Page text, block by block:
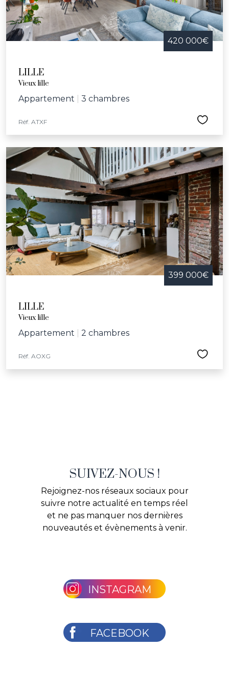
420 000€
LILLE
Vieux lille
Appartement 3 chambres
Réf. ATXF
399 000€
LILLE
Vieux lille
Appartement 2 chambres
Réf. AOXG
SUIVEZ-NOUS !
Rejoignez-nos réseaux sociaux pour
suivre notre actualité en temps réel
et ne pas manquer nos dernières
nouveautés et évènements à venir.
INSTAGRAM
FACEBOOK